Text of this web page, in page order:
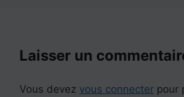
Laisser un
Vous devez vous connecter pour